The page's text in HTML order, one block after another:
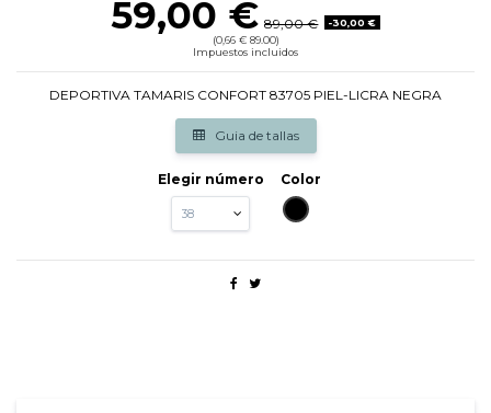
59,00 € 89,00 €
-30,00 €
(0,66 € 89.00)
Impuestos incluidos
DEPORTIVA TAMARIS CONFORT 83705 PIEL-LICRA NEGRA
Guia de tallas
Elegir número
Color
NEGRO